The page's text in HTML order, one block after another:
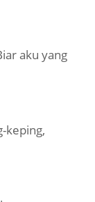
aku yang
keping,